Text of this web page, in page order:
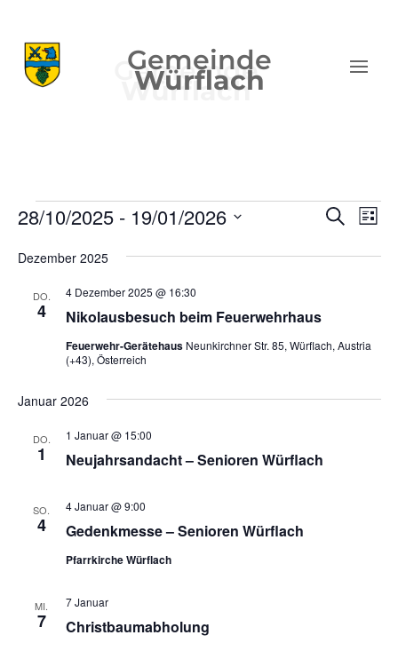
Gemeinde
Würflach
Veranstaltungen
und
SucheListe
28/10/2025 - 19/01/2026
wählen.
Dezember 2025
DO.
4 Nikolausbesuch beim Feuerwehrhaus
4 Dezember 2025 @ 16:30
Feuerwehr-Gerätehaus Neunkirchner Str. 85, Würflach, Austria
(+43), Österreich
Januar 2026
DO.
1 Neujahrsandacht – Senioren Würflach
1 Januar @ 15:00
SO.
4 Gedenkmesse – Senioren Würflach
4 Januar @ 9:00
Pfarrkirche Würflach
MI.
7 Christbaumabholung
7 Januar